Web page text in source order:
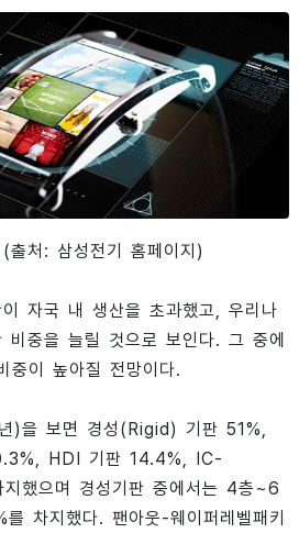
처: 삼성전기 홈페이지)
자국 내 생산을 초과했고, 우리나
비중을 늘릴 것으로 보인다. 그 중에
중이 높아질 전망이다.
)을 보면 경성(Rigid) 기판 51%,
HDI 기판 14.4%, IC-
했으며 경성기판 중에서는 4층~6
차지했다. 팬아웃-웨이퍼레벨패키